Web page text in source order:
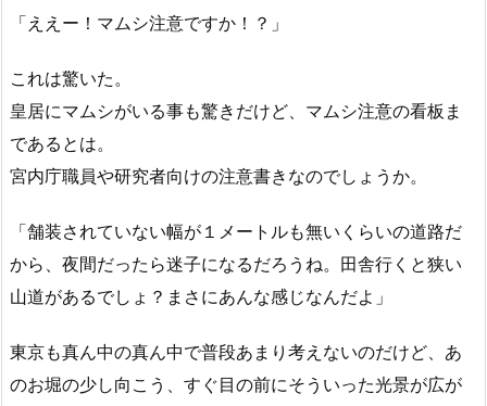
「ええー！マムシ注意ですか！？」
これは驚いた。
皇居にマムシがいる事も驚きだけど、マムシ注意の看板ま
であるとは。
宮内庁職員や研究者向けの注意書きなのでしょうか。
「舗装されていない幅が１メートルも無いくらいの道路だ
から、夜間だったら迷子になるだろうね。田舎行くと狭い
山道があるでしょ？まさにあんな感じなんだよ」
東京も真ん中の真ん中で普段あまり考えないのだけど、あ
のお堀の少し向こう、すぐ目の前にそういった光景が広が